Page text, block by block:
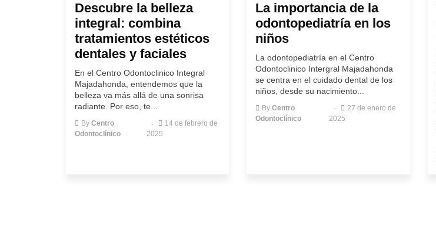
Descubre la belleza
integral: combina
tratamientos estéticos
dentales y faciales
En el Centro Odontoclinico Integral
Majadahonda, entendemos que la
belleza va más allá de una sonrisa
radiante. Por eso, te...
By Centro
Odontoclínico
14 de febrero de
2025
La importancia de la
odontopediatría en los
niños
La odontopediatría en el Centro
Odontoclinico Intergral Majadahonda
se centra en el cuidado dental de los
niños, desde su nacimiento...
ByCentro
Odontoclínico
27 de enero de
2025